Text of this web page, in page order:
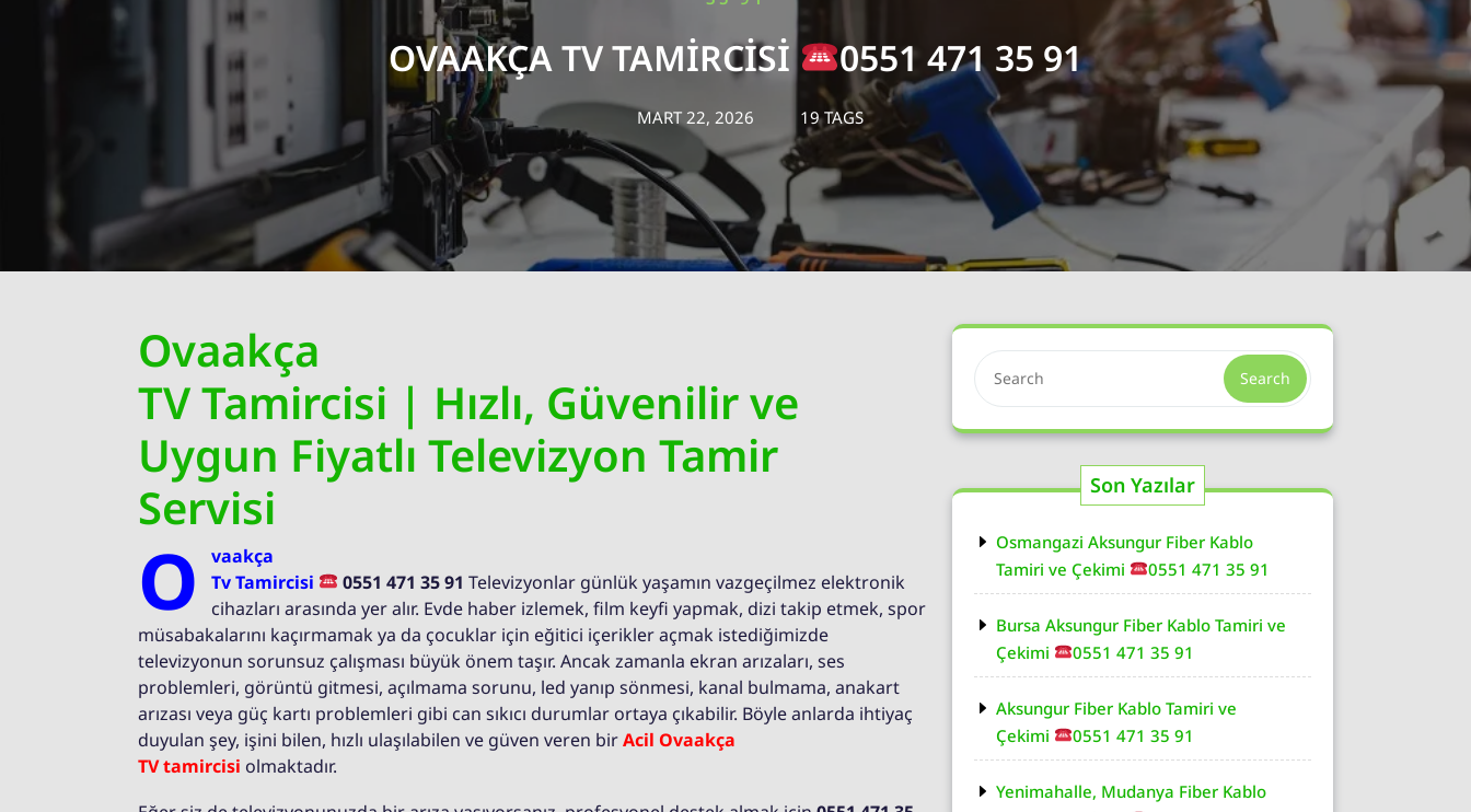
OVAAKÇA TV TAMIRCISI 0551 471 35 91
MART 22, 2026 19 TAGS
Ovaakça
TV Tamircisi | Hızlı, Güvenilir ve
Uygun Fiyatlı Televizyon Tamir
Servisi
O
vaakça
Tv Tamircisi
0551 471 35 91Televizyonlar günlük yaşamın vazgeçilmez elektronik
cihazları arasında yer alır. Evde haber izlemek, film keyfi yapmak, dizi takip etmek, spor
müsabakalarını kaçırmamak ya da çocuklar için eğitici içerikler açmak istediğimizde
televizyonun sorunsuz çalışması büyük önem taşır. Ancak zamanla ekran arızaları, ses
problemleri, görüntü gitmesi, açılmama sorunu, led yanıp sönmesi, kanal bulmama, anakart
arızası veya güç kartı problemleri gibi can sıkıcı durumlar ortaya çıkabilir. Böyle anlarda ihtiyaç
duyulan şey, işini bilen, hızlı ulaşılabilen ve güven veren birAcil Ovaakça
TV tamircisi olmaktadır.
Search
Son Yazılar
Osmangazi Aksungur Fiber Kablo
Tamiri ve Çekimi
0551 471 35 91
Bursa Aksungur Fiber Kablo Tamiri ve
Çekimi
0551 471 35 91
Aksungur Fiber Kablo Tamiri ve
Çekimi
0551 471 35 91
Yenimahalle, Mudanya Fiber Kablo